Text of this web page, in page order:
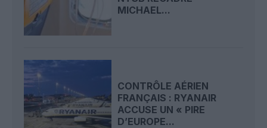
MICHAEL...
CONTRÔLE AÉRIEN
FRANÇAIS : RYANAIR
ACCUSE UN « PIRE
D’EUROPE...